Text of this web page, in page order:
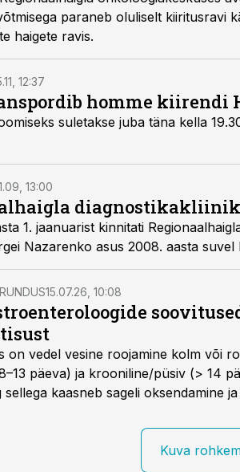
paraneb oluliselt kiiritusravi kättesaadavus
haigete ravis.
12:37
homme kiirendi
19.30st erakorralise meditsiini osakonna (EMO) ees olev
13:00
Rein Raudsepp. Endine
15.07.26, 10:08
on vedel vesine roojamine kolm või
päeva) ja krooniline/püsiv (> 14
sellega kaasneb sageli oksendamine
Kuva